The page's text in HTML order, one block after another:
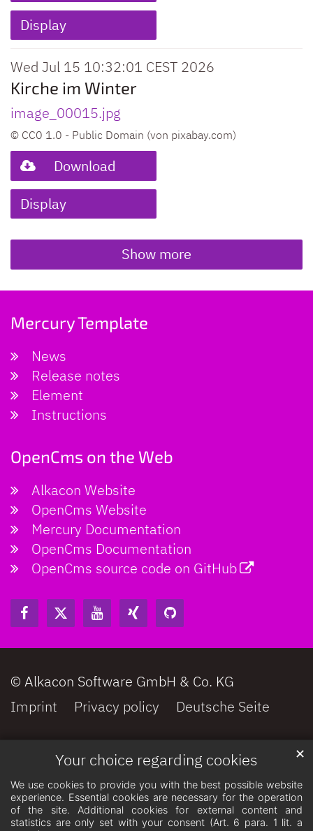
Your choice regarding cookies
We use cookies to provide you with the best possible website
experience. Essential cookies are necessary for the operation
of the site. Additional cookies for external content and
statistics are only set with your consent (Art. 6 para. 1 lit. a
✕
Display
Wed Jul 15 10:32:01 CEST 2026
Kirche im Winter
image_00015.jpg
© CC0 1.0 - Public Domain (von pixabay.com)
Download
Display
Show more
Mercury Template
News
Release notes
Element
Instructions
OpenCms on the Web
Alkacon Website
OpenCms Website
Mercury Documentation
OpenCms Documentation
OpenCms source code on GitHub
© Alkacon Software GmbH & Co. KG
Imprint
Privacy policy Deutsche Seite